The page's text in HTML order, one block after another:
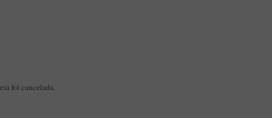
foi cancelada.